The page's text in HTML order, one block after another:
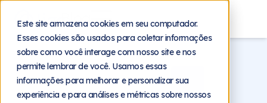
Este site armazena cookies em seu computador.
Esses cookies são usados para coletar informações
sobre como você interage com nosso site e nos
permite lembrar de você. Usamos essas
informações para melhorar e personalizar sua
experiência e para análises e métricas sobre nossos
Blog
Home Blog Atendimento